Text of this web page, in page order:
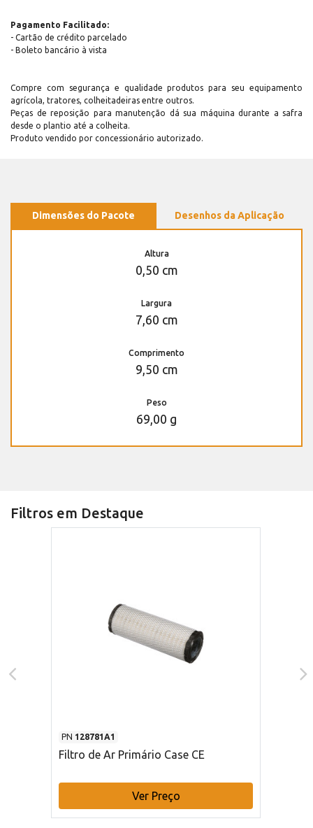
Pagamento Facilitado:
- Cartão de crédito parcelado
- Boleto bancário à vista
Compre com segurança e qualidade produtos para seu equipamento
agrícola, tratores, colheitadeiras entre outros.
Peças de reposição para manutenção dá sua máquina durante a safra
desde o plantio até a colheita.
Produto vendido por concessionário autorizado.
Dimensões do Pacote Desenhos da Aplicação
Altura
0,50 cm
Largura
7,60 cm
Comprimento
9,50 cm
Peso
69,00 g
Filtros em Destaque
PN 128781A1
Filtro de Ar Primário Case CE
Ver Preço